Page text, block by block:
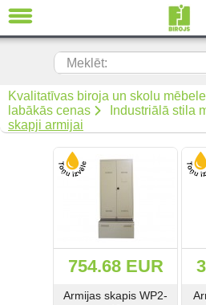
Meklēt:
Kvalitatīvas biroja un skolu
labākās cenas
Industriālā stila
skapji armijai
754.68 EUR
Armijas skapis WP2-
AIZVĒRT
EN RU
Biroja mēbeles (299)
Akustiskās mēbeles (19)
Krēsli (108)
Biroja metāla mēbeles (92)
Arhīvam un noliktavai (50)